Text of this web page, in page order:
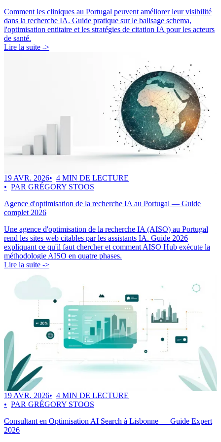
Comment les cliniques au Portugal peuvent améliorer leur visibilité
dans la recherche IA. Guide pratique sur le balisage schema,
l'optimisation entitaire et les stratégies de citation IA pour les acteurs
de santé.
Lire la suite ->
19 AVR. 2026
4 MIN DE LECTURE
PAR GRÉGORY STOOS
Agence d'optimisation de la recherche IA au Portugal — Guide
complet 2026
Une agence d'optimisation de la recherche IA (AISO) au Portugal
rend les sites web citables par les assistants IA. Guide 2026
expliquant ce qu'il faut chercher et comment AISO Hub exécute la
méthodologie AISO en quatre phases.
Lire la suite ->
19 AVR. 2026
4 MIN DE LECTURE
PAR GRÉGORY STOOS
Consultant en Optimisation AI Search à Lisbonne — Guide Expert
2026